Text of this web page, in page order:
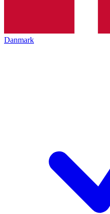
Danmark